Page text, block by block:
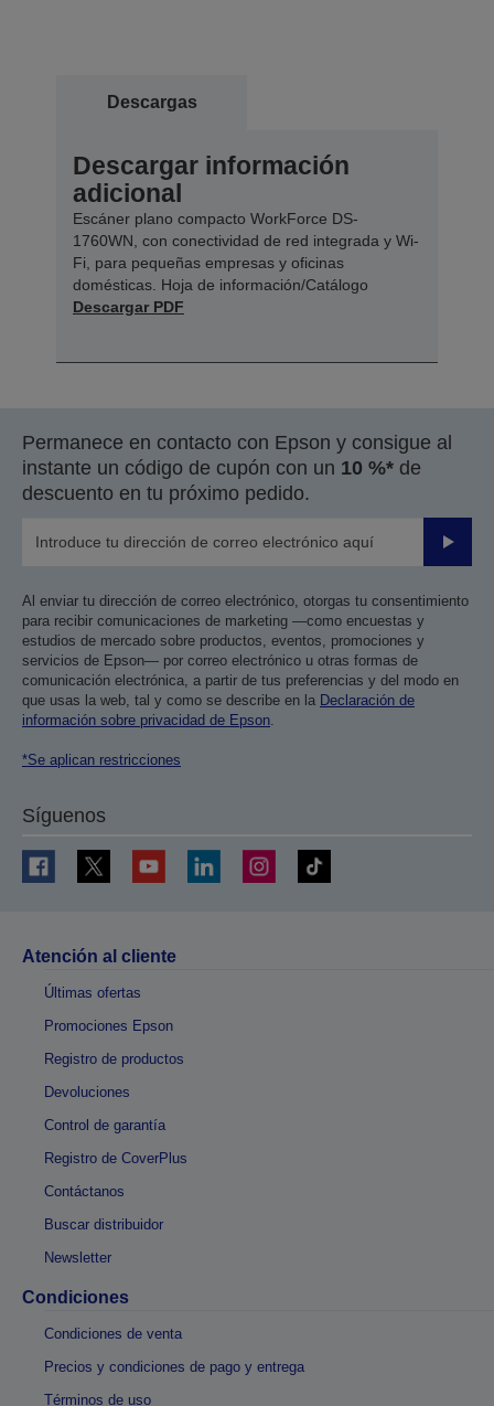
Descargas
Descargar información
adicional
Escáner plano compacto WorkForce DS-
1760WN, con conectividad de red integrada y Wi-
Fi, para pequeñas empresas y oficinas
domésticas. Hoja de información/Catálogo
Descargar PDF
Permanece en contacto con Epson y consigue al
instante un código de cupón con un 10 %* de
descuento en tu próximo pedido.
Enviar
Al enviar tu dirección de correo electrónico, otorgas tu consentimiento
para recibir comunicaciones de marketing —como encuestas y
estudios de mercado sobre productos, eventos, promociones y
servicios de Epson— por correo electrónico u otras formas de
comunicación electrónica, a partir de tus preferencias y del modo en
que usas la web, tal y como se describe en la Declaración de
información sobre privacidad de Epson.
*Se aplican restricciones
Síguenos
Atención al cliente
Últimas ofertas
Promociones Epson
Registro de productos
Devoluciones
Control de garantía
Registro de CoverPlus
Contáctanos
Buscar distribuidor
Newsletter
Condiciones
Condiciones de venta
Precios y condiciones de pago y entrega
Términos de uso